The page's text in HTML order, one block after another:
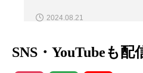
2024.08.21
SNS・YouTubeも配